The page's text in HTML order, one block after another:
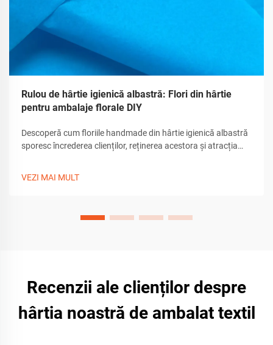
Rulou de hârtie igienică albastră: Flori din hârtie
pentru ambalaje florale DIY
Descoperă cum floriile handmade din hârtie igienică albastră
sporesc încrederea clienților, reținerea acestora și atracția
VEZI MAI MULT
Recenzii ale clienților despre
hârtia noastră de ambalat textil